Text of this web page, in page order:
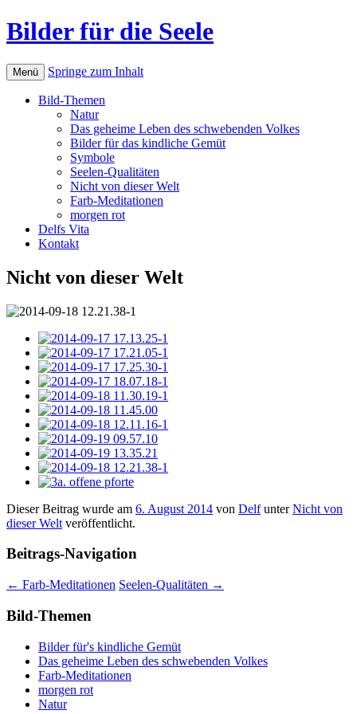
Bilder für die Seele
Menü Springe zum Inhalt
Bild-Themen
Natur
Das geheime Leben des schwebenden Volkes
Bilder für das kindliche Gemüt
Symbole
Seelen-Qualitäten
Nicht von dieser Welt
Farb-Meditationen
morgen rot
Delfs Vita
Kontakt
Nicht von dieser Welt
Dieser Beitrag wurde am 6. August 2014 von DelfunterNicht von
dieser Welt veröffentlicht.
Beitrags-Navigation
← Farb-Meditationen Seelen-Qualitäten →
Bild-Themen
Bilder für's kindliche Gemüt
Das geheime Leben des schwebenden Volkes
Farb-Meditationen
morgen rot
Natur